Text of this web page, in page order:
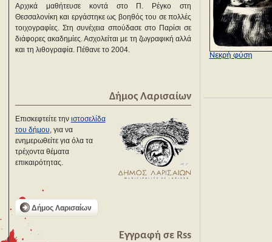
Αρχικά μαθήτευσε κοντά στο Π. Ρέγκο στη
Θεσσαλονίκη και εργάστηκε ως βοηθός του σε πολλές
τοιχογραφίες. Στη συνέχεια σπούδασε στο Παρίσι σε
διάφορες ακαδημίες. Ασχολείται με τη ζωγραφική αλλά
και τη λιθογραφία. Πέθανε το 2004.
Δήμος Λαρισαίων
Επισκεφτείτε την ιστοσελίδα
του δήμου, για να
ενημερωθείτε για όλα τα
τρέχοντα θέματα
επικαιρότητας.
Δήμος Λαρισαίων
Εγγραφή σε Rss
Νεκρή φύση